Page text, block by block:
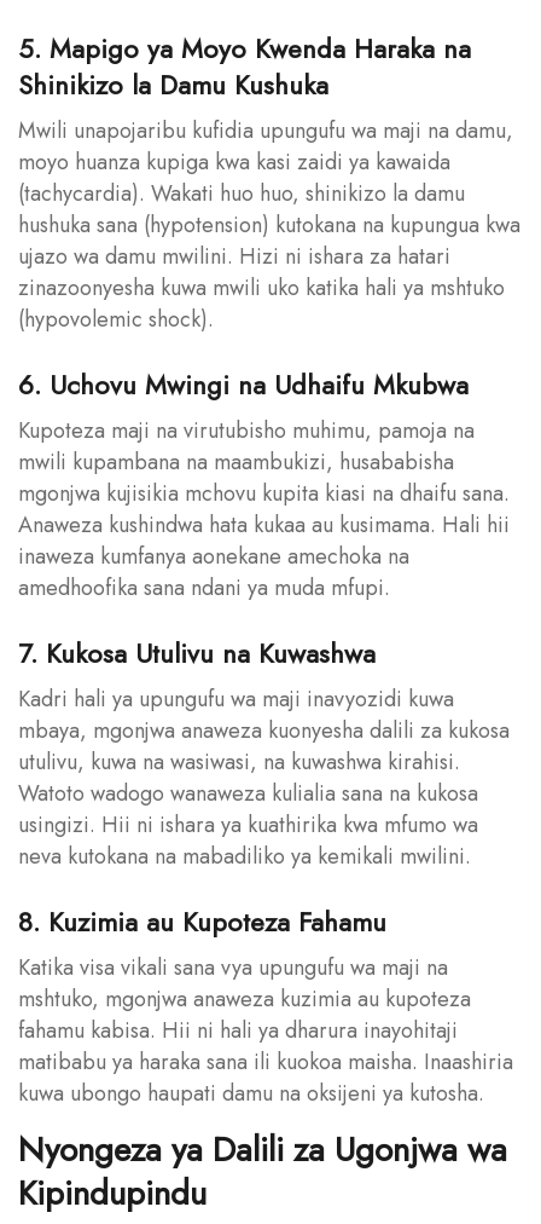
5. Mapigo ya Moyo Kwenda Haraka na
Shinikizo la Damu Kushuka
Mwili unapojaribu kufidia upungufu wa maji na damu,
moyo huanza kupiga kwa kasi zaidi ya kawaida
(tachycardia). Wakati huo huo, shinikizo la damu
hushuka sana (hypotension) kutokana na kupungua kwa
ujazo wa damu mwilini. Hizi ni ishara za hatari
zinazoonyesha kuwa mwili uko katika hali ya mshtuko
(hypovolemic shock).
6. Uchovu Mwingi na Udhaifu Mkubwa
Kupoteza maji na virutubisho muhimu, pamoja na
mwili kupambana na maambukizi, husababisha
mgonjwa kujisikia mchovu kupita kiasi na dhaifu sana.
Anaweza kushindwa hata kukaa au kusimama. Hali hii
inaweza kumfanya aonekane amechoka na
amedhoofika sana ndani ya muda mfupi.
7. Kukosa Utulivu na Kuwashwa
Kadri hali ya upungufu wa maji inavyozidi kuwa
mbaya, mgonjwa anaweza kuonyesha dalili za kukosa
utulivu, kuwa na wasiwasi, na kuwashwa kirahisi.
Watoto wadogo wanaweza kulialia sana na kukosa
usingizi. Hii ni ishara ya kuathirika kwa mfumo wa
neva kutokana na mabadiliko ya kemikali mwilini.
8. Kuzimia au Kupoteza Fahamu
Katika visa vikali sana vya upungufu wa maji na
mshtuko, mgonjwa anaweza kuzimia au kupoteza
fahamu kabisa. Hii ni hali ya dharura inayohitaji
matibabu ya haraka sana ili kuokoa maisha. Inaashiria
kuwa ubongo haupati damu na oksijeni ya kutosha.
Nyongeza ya Dalili za Ugonjwa wa
Kipindupindu